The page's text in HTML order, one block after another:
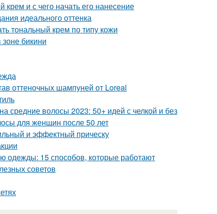
и с чего начать его нанесение
идеального оттенка
тональный крем по типу кожи
бикини
оттеночных шампуней от Loreal
средние волосы 2023: 50+ идей с челкой и без
для женщин после 50 лет
и эффектный прическу
одежды: 15 способов, которые работают
советов